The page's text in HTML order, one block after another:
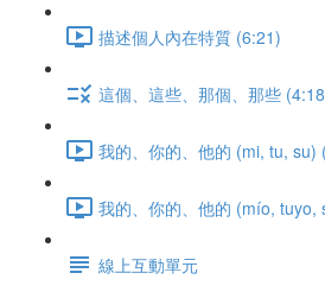
描述個人內在特質 (6:21)
這個、這些、那個、那些
我的、你的、他的 (mi, tu, su)
我的、你的、他的 (mío, tuyo,
線上互動單元